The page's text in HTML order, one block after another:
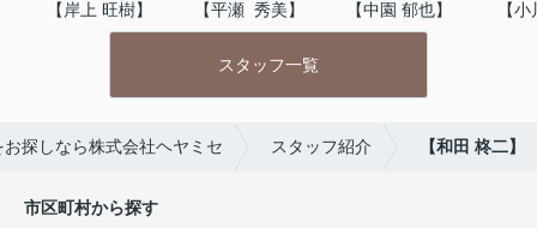
【岸上 旺樹】 【平瀬  秀美】 【中園 郁也】 【
スタッフ一覧
探しなら株式会社ヘヤミセ スタッフ紹介 【和田 柊二】
市区町村から探す